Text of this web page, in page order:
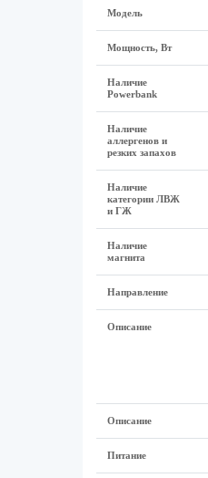
Модель
Мощность, Вт
Наличие
Powerbank
Наличие
аллергенов и
резких запахов
Наличие
категории ЛВЖ
и ГЖ
Наличие
магнита
Направление
Описание
Описание
Питание